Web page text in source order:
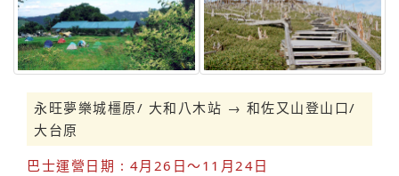
永旺夢樂城橿原/ 大和八木站 → 和佐又山登山口/
大台原
巴士運營日期 : 4月26日～11月24日